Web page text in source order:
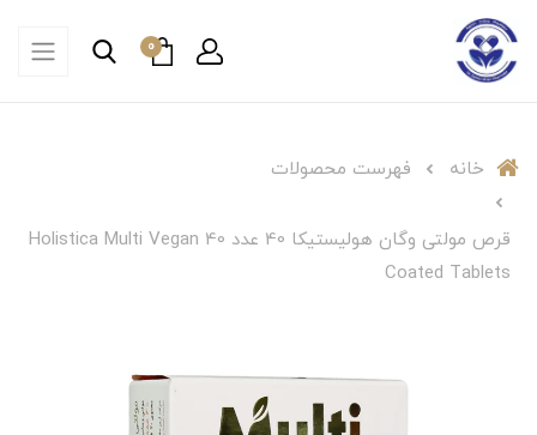
0
خانه فهرست محصولات
قرص مولتی وگان هولیستیکا 40 عدد Holistica Multi Vegan 40
Coated Tablets